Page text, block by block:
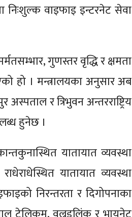
निःशुल्क वाइफाइ इन्टरनेट सेवा
गुणस्तर वृद्धि र क्षमता
हो । मन्त्रालयका अनुसार अब
र त्रिभुवन अन्तरराष्ट्रिय
हुनेछ ।
यातायात व्यवस्था
यातायात व्यवस्था
निरन्तरता र दिगोपनाका